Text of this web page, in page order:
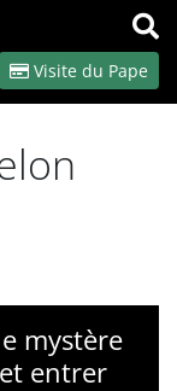
OK
Visite du Pape
mystère
entrer